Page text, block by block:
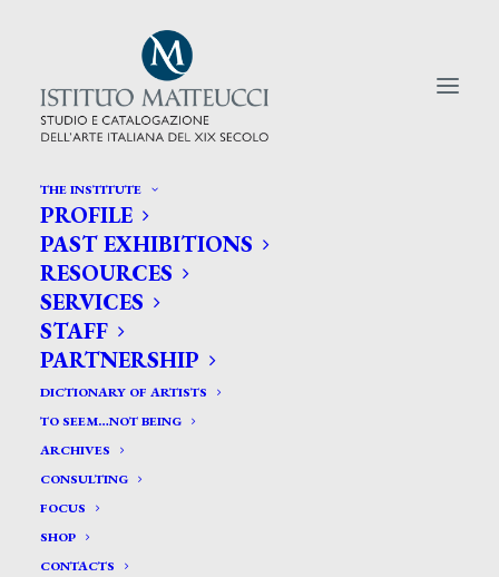
THE INSTITUTE
PROFILE
PAST EXHIBITIONS
RESOURCES
SERVICES
STAFF
PARTNERSHIP
DICTIONARY OF ARTISTS
TO SEEM…NOT BEING
ARCHIVES
CONSULTING
FOCUS
SHOP
CONTACTS
CERCA TRA GLI ARTISTI:
Search
for:
Tapiri Josè